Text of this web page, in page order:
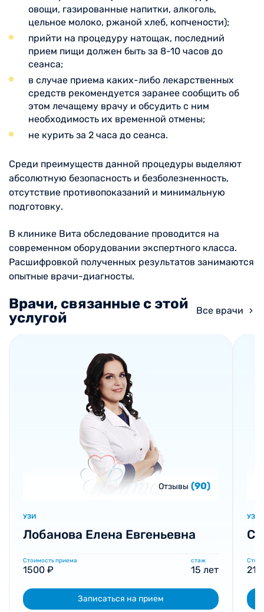
овощи, газированные напитки, алкоголь,
цельное молоко, ржаной хлеб, копчености);
прийти на процедуру натощак, последний
прием пищи должен быть за 8-10 часов до
сеанса;
в случае приема каких-либо лекарственных
средств рекомендуется заранее сообщить об
этом лечащему врачу и обсудить с ним
необходимость их временной отмены;
не курить за 2 часа до сеанса.
Среди преимуществ данной процедуры выделяют
абсолютную безопасность и безболезненность,
отсутствие противопоказаний и минимальную
подготовку.
В клинике Вита обследование проводится на
современном оборудовании экспертного класса.
Расшифровкой полученных результатов занимаются
опытные врачи-диагносты.
Врачи, связанные с этой
услугой
Все врачи
Отзывы (90)
УЗИ
Лобанова Елена Евгеньевна
Стоимость приема
1500 ₽
стаж
15 лет
Записаться на прием
УЗИ,